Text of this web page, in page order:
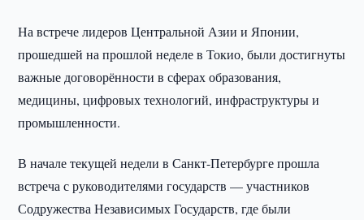
На встрече лидеров Центральной Азии и Японии,
прошедшей на прошлой неделе в Токио, были достигнуты
важные договорённости в сферах образования,
медицины, цифровых технологий, инфраструктуры и
промышленности.
В начале текущей недели в Санкт-Петербурге прошла
встреча с руководителями государств — участников
Содружества Независимых Государств, где были